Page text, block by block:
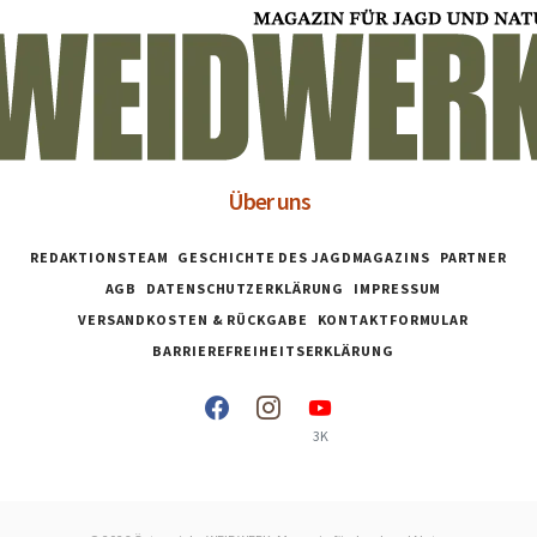
Über uns
REDAKTIONSTEAM GESCHICHTE DES JAGDMAGAZINS
PARTNER
AGB
DATENSCHUTZERKLÄRUNG
IMPRESSUM
VERSANDKOSTEN & RÜCKGABE
KONTAKTFORMULAR
BARRIEREFREIHEITSERKLÄRUNG
3K